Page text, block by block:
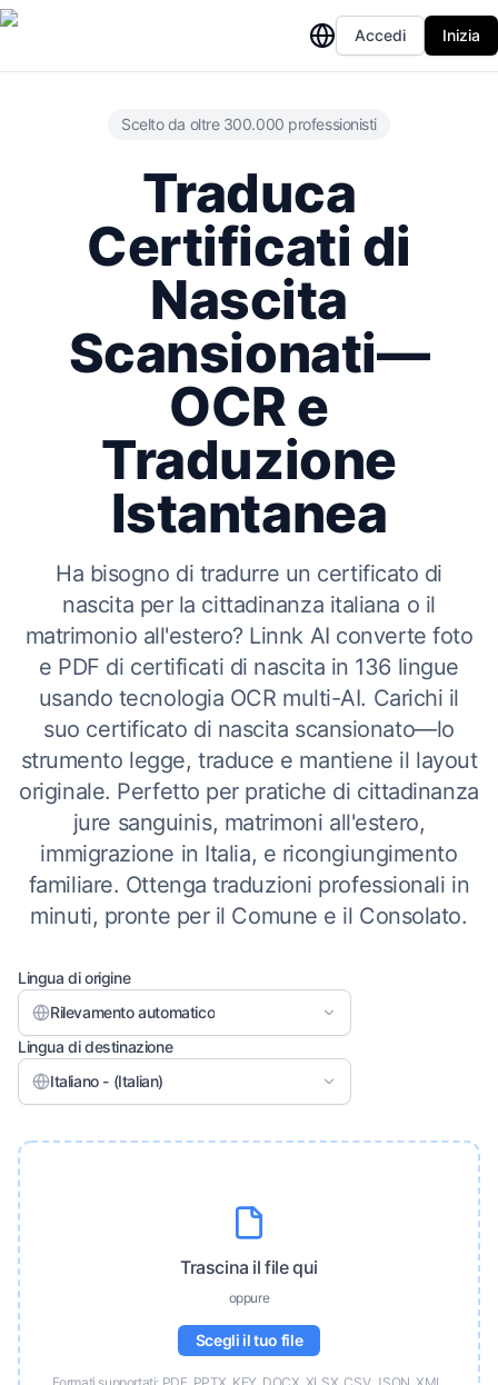
Accedi Inizia
Scelto da oltre 300.000 professionisti
Traduca
Certificati di
Nascita
Scansionati—
OCR e
Traduzione
Istantanea
Ha bisogno di tradurre un certificato di
nascita per la cittadinanza italiana o il
matrimonio all'estero? Linnk AI converte foto
e PDF di certificati di nascita in 136 lingue
usando tecnologia OCR multi-AI. Carichi il
suo certificato di nascita scansionato—lo
strumento legge, traduce e mantiene il layout
originale. Perfetto per pratiche di cittadinanza
jure sanguinis, matrimoni all'estero,
immigrazione in Italia, e ricongiungimento
familiare. Ottenga traduzioni professionali in
minuti, pronte per il Comune e il Consolato.
Lingua di origine
Rilevamento automatico
Lingua di destinazione
Italiano - (Italian)
Trascina il file qui
oppure
Scegli il tuo file